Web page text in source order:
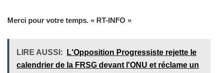
Merci pour votre temps. « RT-INFO »
LIRE AUSSI:
L'Opposition Progressiste rejette le
calendrier de la FRSG devant l'ONU et réclame un